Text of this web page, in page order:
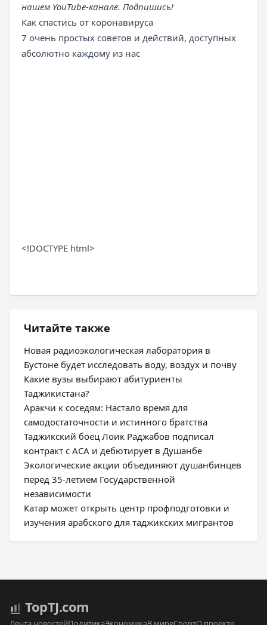
нашем YouTube-канале. Подпишись!
Как спастись от коронавируса
7 очень простых советов и действий, доступных
абсолютно каждому из нас
<!DOCTYPE html>
Читайте также
Новая радиоэкологическая лаборатория в
Бустоне будет исследовать воду, воздух и почву
Какие вузы выбирают абитуриенты
Таджикистана?
Аракчи к соседям: Настало время для
самодостаточности и истинного братства
Таджикский боец Лоик Раджабов подписал
контракт с ACA и дебютирует в Душанбе
Экологические акции объединяют душанбинцев
перед 35-летием Государственной
независимости
Катар может открыть центр профподготовки и
изучения арабского для таджикских мигрантов
TopTJ.com